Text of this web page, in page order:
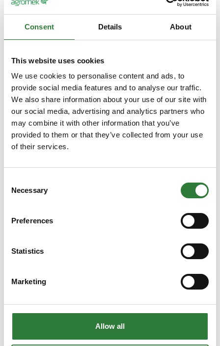
Consent Details About
This website uses cookies
We use cookies to personalise content and ads, to
provide social media features and to analyse our traffic.
We also share information about your use of our site with
our social media, advertising and analytics partners who
may combine it with other information that you’ve
provided to them or that they’ve collected from your use
of their services.
Selection
Necessary
Preferences
Statistics
Marketing
Allow all
Flere produkter fra Knikmops by Auning
Traktor & Maskinværksted A/S
Knikmops 180
Knikmops 140 E
Knikmops 250 Tele